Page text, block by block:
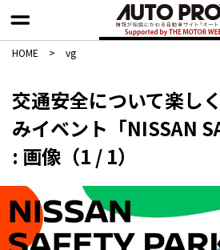
HOME > vg
交通安全について楽し
みイベント「NISSAN
: 画像（1 / 1）